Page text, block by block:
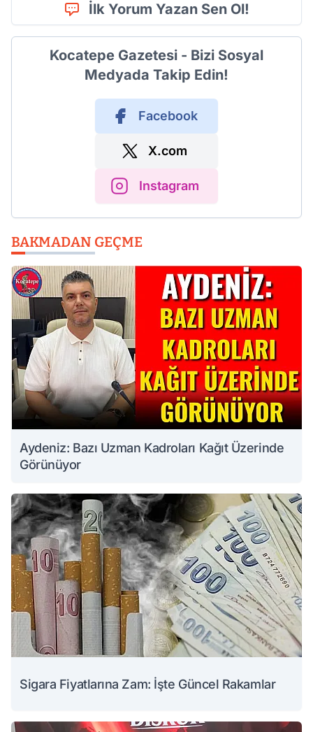
İlk Yorum Yazan Sen Ol!
Kocatepe Gazetesi - Bizi Sosyal
Medyada Takip Edin!
Facebook
X.com
Instagram
BAKMADAN GEÇME
Aydeniz: Bazı Uzman Kadroları Kağıt Üzerinde
Görünüyor
Sigara Fiyatlarına Zam: İşte Güncel Rakamlar